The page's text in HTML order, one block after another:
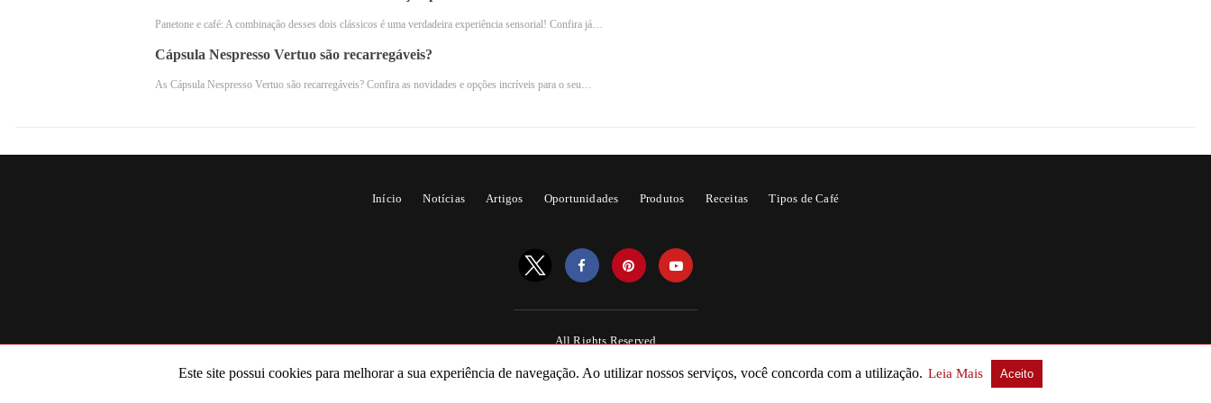
Como utilizar a Cafeteira?
Panetone e café: A combinação desses dois clássicos é uma verdadeira experiência sensorial! Confira já…
Cápsula Nespresso Vertuo são recarregáveis?
As Cápsula Nespresso Vertuo são recarregáveis? Confira as novidades e opções incríveis para o seu…
Início Notícias Artigos Oportunidades Produtos Receitas Tipos de Café
All Rights Reserved
Este site possui cookies para melhorar a sua experiência de navegação. Ao utilizar nossos serviços, você concorda com a utilização. Leia Mais Aceito